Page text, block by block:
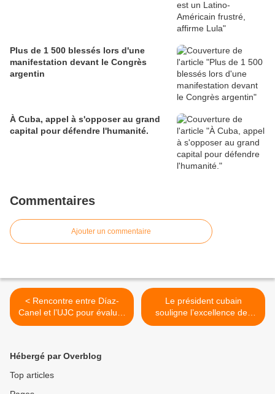
Plus de 1 500 blessés lors d'une
manifestation devant le Congrès
argentin
À Cuba, appel à s'opposer au grand
capital pour défendre l'humanité.
Commentaires
Ajouter un commentaire
< Rencontre entre Díaz-
Canel et l’UJC pour évaluer
les premiers pas du Réseau
Le président cubain
souligne l’excellence des
liens d’amitié avec la Russie
Hébergé par Overblog
Top articles